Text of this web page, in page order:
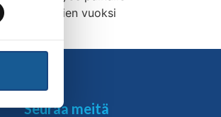
poisjääntien vuoksi
Seuraa meitä